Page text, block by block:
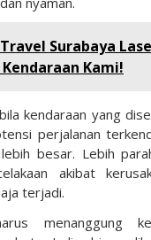
Travel Surabaya
Kendaraan Kami!
kendaraan yang
perjalanan
besar. Lebih
akibat
terjadi.
menanggung